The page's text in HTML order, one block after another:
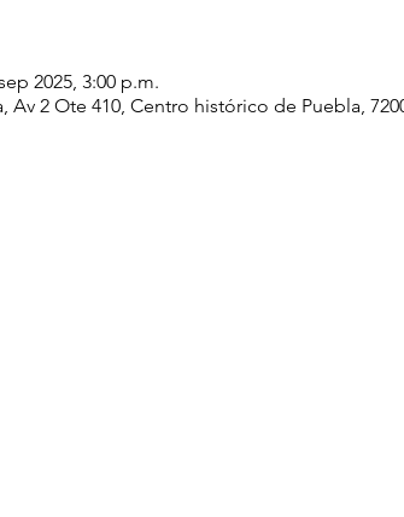
2025, 3:00 p.m.
Av 2 Ote 410, Centro histórico de Puebla,